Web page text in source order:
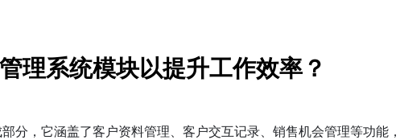
理系统模块以提升工作效率？
分，它涵盖了客户资料管理、客户交互记录、销售机会管理等功能，